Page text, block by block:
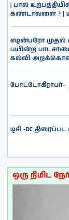
| பால்
கண்டாவளை ? |
எடின்பரோ முதல்
பயின்ற
கல்வி
போட்டோகிராபர்-
டிசி -DC
ஒரு நிமிட